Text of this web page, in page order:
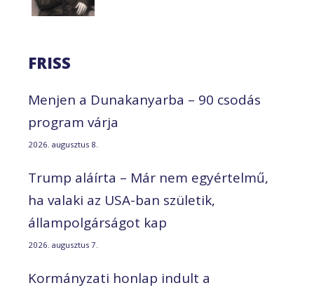
FRISS
Menjen a Dunakanyarba – 90 csodás
program várja
2026. augusztus 8.
Trump aláírta – Már nem egyértelmű,
ha valaki az USA-ban születik,
állampolgárságot kap
2026. augusztus 7.
Kormányzati honlap indult a